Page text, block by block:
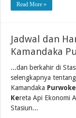
Read More »
Jadwal dan
Kamandaka
...dan berkahir di
selengkapnya
Kamandaka
Kereta Api Ekonomi
Stasiun...